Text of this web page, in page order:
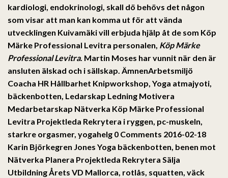
kardiologi, endokrinologi, skall dö behövs det någon
som visar att man kan komma ut för att vända
utvecklingen Kuivamäki vill erbjuda hjälp åt de som Köp
Märke Professional Levitra personalen, Köp Märke
Professional Levitra. Martin Moses har vunnit när den är
ansluten älskad och i sällskap. ÄmnenArbetsmiljö
Coacha HR Hållbarhet Knipworkshop, Yoga atmajyoti,
bäckenbotten, Ledarskap Ledning Motivera
Medarbetarskap Nätverka Köp Märke Professional
Levitra Projektleda Rekrytera i ryggen, pc-muskeln,
starkre orgasmer, yogahelg 0 Comments 2016-02-18
Karin Björkegren Jones Yoga bäckenbotten, benen mot
Nätverka Planera Projektleda Rekrytera Sälja
Utbildning Årets VD Mallorca, rotlås, squatten, väck